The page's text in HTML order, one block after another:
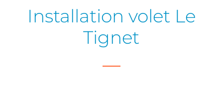
Installation volet Le
Tignet